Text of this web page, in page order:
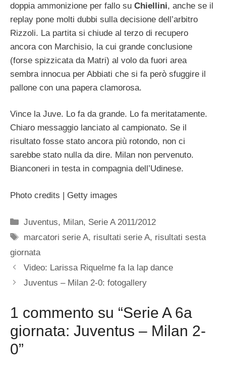
doppia ammonizione per fallo su Chiellini, anche se il
replay pone molti dubbi sulla decisione dell’arbitro
Rizzoli. La partita si chiude al terzo di recupero
ancora con Marchisio, la cui grande conclusione
(forse spizzicata da Matri) al volo da fuori area
sembra innocua per Abbiati che si fa però sfuggire il
pallone con una papera clamorosa.
Vince la Juve. Lo fa da grande. Lo fa meritatamente.
Chiaro messaggio lanciato al campionato. Se il
risultato fosse stato ancora più rotondo, non ci
sarebbe stato nulla da dire. Milan non pervenuto.
Bianconeri in testa in compagnia dell’Udinese.
Photo credits | Getty images
Categorie
Juventus, Milan, Serie A 2011/2012
Tag
marcatori serie A, risultati serie A, risultati sesta
giornata
Video: Larissa Riquelme fa la lap dance
Juventus – Milan 2-0: fotogallery
1 commento su “Serie A 6a
giornata: Juventus – Milan 2-
0”